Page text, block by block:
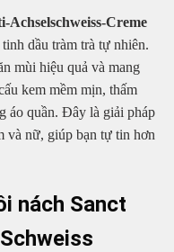
Creme
dầu tràm trà tự nhiên.
mùi hiệu quả và mang
kem mềm mịn, thấm
áo quần. Đây là giải pháp
và nữ, giúp bạn tự tin hơn
nách Sanct